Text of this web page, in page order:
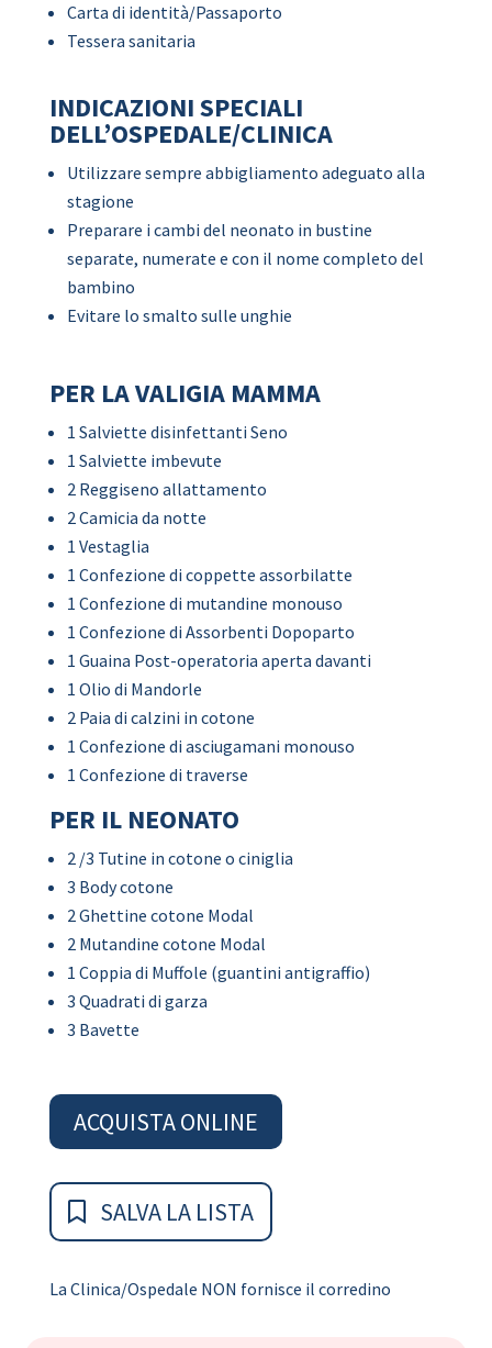
Carta di identità/Passaporto
Tessera sanitaria
INDICAZIONI SPECIALI
DELL’OSPEDALE/CLINICA
Utilizzare sempre abbigliamento adeguato alla
stagione
Preparare i cambi del neonato in bustine
separate, numerate e con il nome completo del
bambino
Evitare lo smalto sulle unghie
PER LA VALIGIA MAMMA
1 Salviette disinfettanti Seno
1 Salviette imbevute
2 Reggiseno allattamento
2 Camicia da notte
1 Vestaglia
1 Confezione di coppette assorbilatte
1 Confezione di mutandine monouso
1 Confezione di Assorbenti Dopoparto
1 Guaina Post-operatoria aperta davanti
1 Olio di Mandorle
2 Paia di calzini in cotone
1 Confezione di asciugamani monouso
1 Confezione di traverse
PER IL NEONATO
2 /3 Tutine in cotone o ciniglia
3 Body cotone
2 Ghettine cotone Modal
2 Mutandine cotone Modal
1 Coppia di Muffole (guantini antigraffio)
3 Quadrati di garza
3 Bavette
ACQUISTA ONLINE
SALVA LA LISTA
La Clinica/Ospedale NON fornisce il corredino